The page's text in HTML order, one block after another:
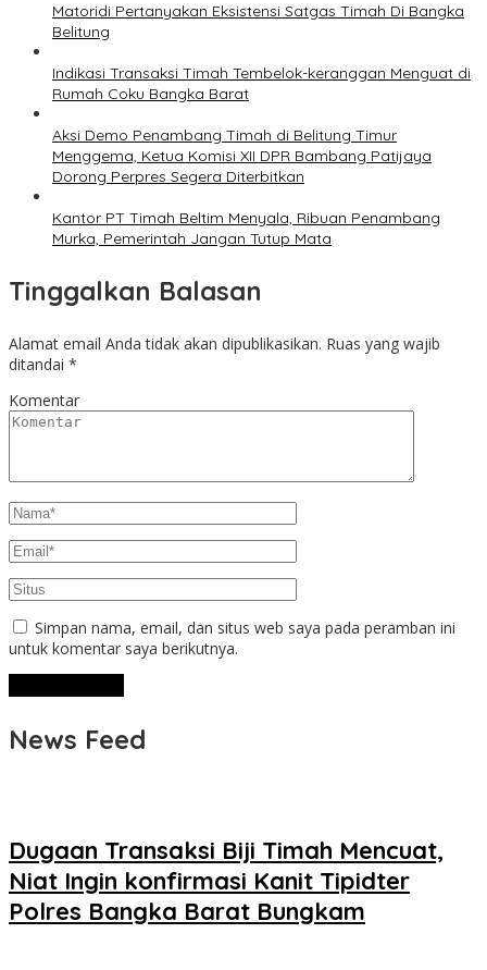
Matoridi Pertanyakan Eksistensi Satgas Timah Di Bangka
Belitung
Indikasi Transaksi Timah Tembelok-keranggan Menguat di
Rumah Coku Bangka Barat
Aksi Demo Penambang Timah di Belitung Timur
Menggema, Ketua Komisi XII DPR Bambang Patijaya
Dorong Perpres Segera Diterbitkan
Kantor PT Timah Beltim Menyala, Ribuan Penambang
Murka, Pemerintah Jangan Tutup Mata
Tinggalkan Balasan
Alamat email Anda tidak akan dipublikasikan. Ruas yang wajib
ditandai *
Komentar
Simpan nama, email, dan situs web saya pada peramban ini
untuk komentar saya berikutnya.
News Feed
Dugaan Transaksi Biji Timah Mencuat,
Niat Ingin konfirmasi Kanit Tipidter
Polres Bangka Barat Bungkam